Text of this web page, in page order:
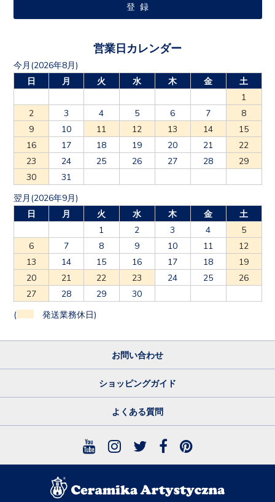
営業日カレンダー
今月(2026年8月)
日
月 火 水 木 金
土
1
2
3 4 5 6 7
8
9
10 11 12 13 14
15
16
17 18 19 20 21
22
23
24 25 26 27 28
29
30
31
翌月(2026年9月)
日
月 火 水 木 金
土
1
2 3 4
5
6
7 8 9 10 11
12
13
14 15 16 17 18
19
20
21 22 23 24 25
26
27
28 29 30
( 発送業務休日)
お問い合わせ
ショッピングガイド
よくある質問